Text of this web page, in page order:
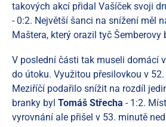
takových akcí přidal Vašíček svoji
- 0:2. Největší šanci na snížení měl
Maštera, který orazil tyč Šemberovy
V poslední části tak museli domácí
do útoku. Využitou přesilovkou v
Meziříčí podařilo snížit na rozdíl
branky byl Tomáš Střecha - 1:2.
vyrovnání ale přišel v 53. minutě